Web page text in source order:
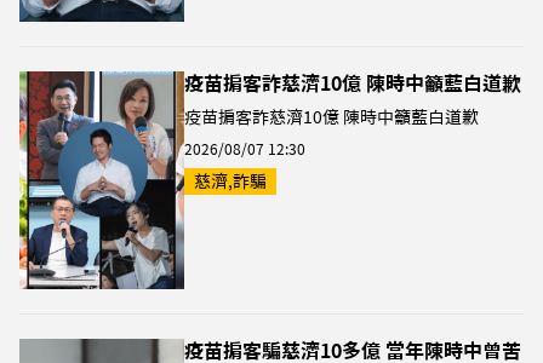
疫苗掮客詐慈濟10億 陳時中籲藍白道歉
疫苗掮客詐慈濟10億 陳時中籲藍白道歉
2026/08/07 12:30
慈濟,詐騙
疫苗掮客騙慈濟10多億 當年陳時中曾苦